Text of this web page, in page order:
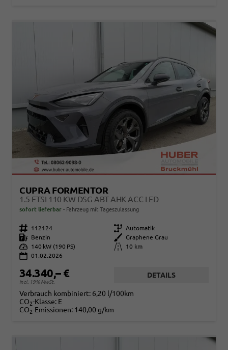
CUPRA FORMENTOR
1.5 ETSI 110 KW DSG ABT AHK ACC LED
sofort lieferbar Fahrzeug mit Tageszulassung
Fahrzeugnr. 112124 Getriebe Automatik
Kraftstoff
Benzin Außenfarbe
Graphene Grau
Leistung
140 kW (190 PS) Kilometerstand
10 km
01.02.2026
34.340,– €
incl. 19% MwSt.
DETAILS
Verbrauch kombiniert: 6,20 l/100km
CO2-Klasse: E
CO2-Emissionen: 140,00 g/km